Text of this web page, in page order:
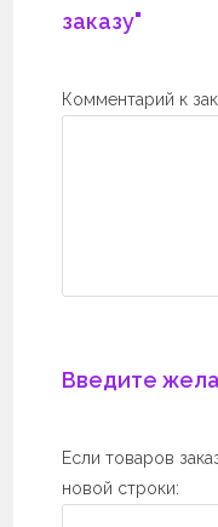
заказу"
Комментарий к
Введите
Если товаров
новой строки: